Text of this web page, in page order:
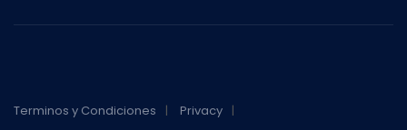
Terminos y Condiciones
Privacy